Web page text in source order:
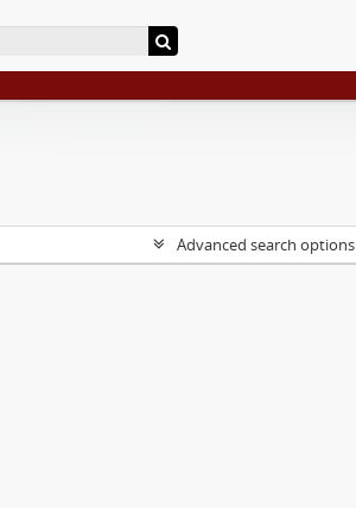
Advanced search options